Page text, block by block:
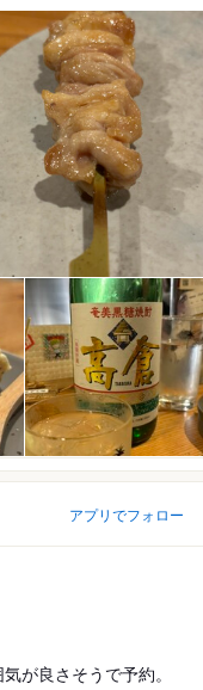
アプリでフォロー
が良さそうで予約。